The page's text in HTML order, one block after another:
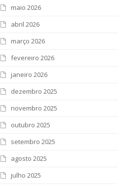
maio 2026
abril 2026
março 2026
fevereiro 2026
janeiro 2026
dezembro 2025
novembro 2025
outubro 2025
setembro 2025
agosto 2025
julho 2025